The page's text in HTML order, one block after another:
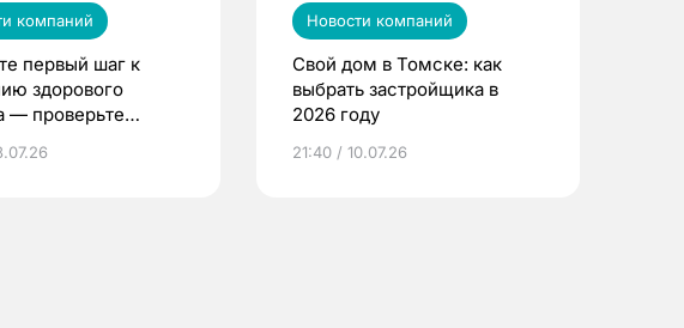
компаний
первый шаг к
здорового
— проверьте
Новости компаний
Свой дом в Томске: как
выбрать застройщика в
2026 году
21:40 / 10.07.26